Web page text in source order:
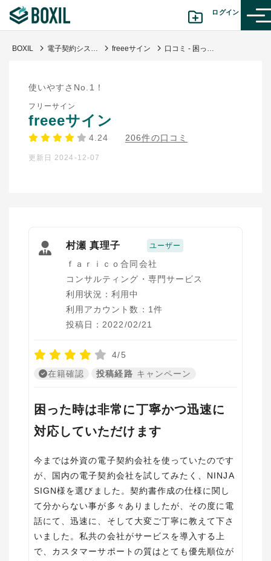
ログイン
記事から探す
BOXILの使い方ガイド
BOXIL 電子契約システム freeeサイン 口コミ - 困った時は非常に丁寧かつ迅速に対応していただけます
使いやすさNo.1！
フリーサイン
freeeサイン
4.24 206件の口コミ
更新日 2024-12-07
村瀬 真理子 ユーザー
ｆａｒｉｃｏ合同会社
コンサルティング・専門サービス
利用状況：利用中
利用アカウント数：1件
投稿日：2022/02/21
4/5
在籍確認
投稿経路 キャンペーン
困った時は非常に丁寧かつ迅速に
対応していただけます
今までは外資の電子契約会社を使っていたのです
が、国内の電子契約会社を試してみたく、NINJA
SIGN様を選びました。契約書作成の仕様に関し
て分からない事が多々ありましたが、その度に電
話にて、迅速に、そして大変ご丁寧に教えて下さ
いました。私共の会社がサービスを導入する上
で、カスタマーサポートの質はとても優先順位が